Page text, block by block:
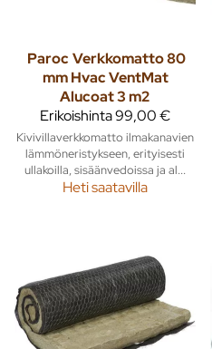
Paroc Verkkomatto 80
mm Hvac VentMat
Alucoat 3 m2
Erikoishinta99,00 €
Kivivillaverkkomatto ilmakanavien
lämmöneristykseen, erityisesti
ullakoilla, sisäänvedoissa ja al...
Heti saatavilla